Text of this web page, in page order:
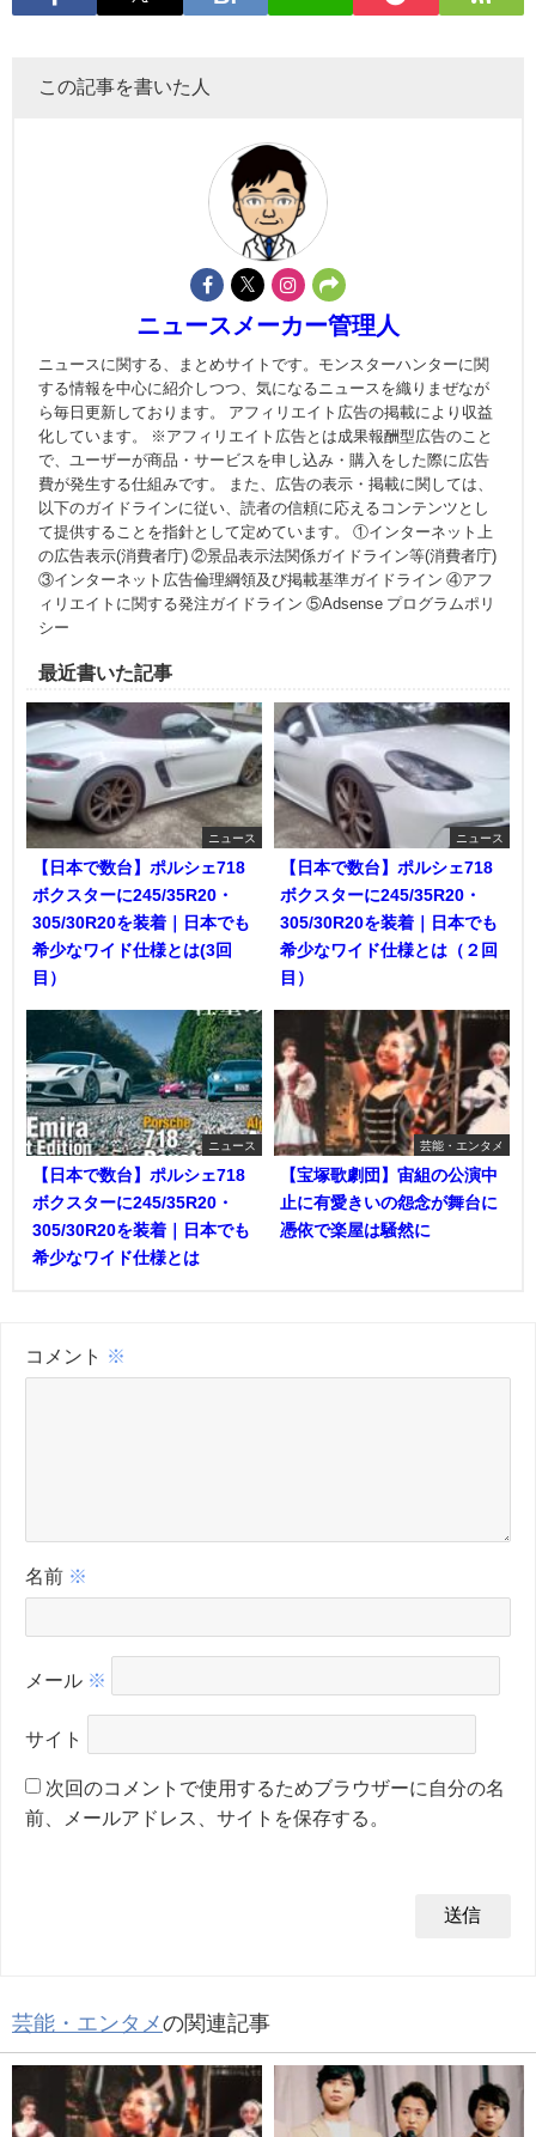
この記事を書いた人
ニュースメーカー管理人
ニュースに関する、まとめサイトです。モンスターハンターに関
する情報を中心に紹介しつつ、気になるニュースを織りまぜなが
ら毎日更新しております。 アフィリエイト広告の掲載により収益
化しています。 ※アフィリエイト広告とは成果報酬型広告のこと
で、ユーザーが商品・サービスを申し込み・購入をした際に広告
費が発生する仕組みです。 また、広告の表示・掲載に関しては、
以下のガイドラインに従い、読者の信頼に応えるコンテンツとし
て提供することを指針として定めています。 ①インターネット上
の広告表示(消費者庁) ②景品表示法関係ガイドライン等(消費者庁)
③インターネット広告倫理綱領及び掲載基準ガイドライン ④アフ
ィリエイトに関する発注ガイドライン ⑤Adsense プログラムポリ
シー
最近書いた記事
ニュース
【日本で数台】ポルシェ718
ボクスターに245/35R20・
305/30R20を装着｜日本でも
希少なワイド仕様とは(3回
目）
ニュース
【日本で数台】ポルシェ718
ボクスターに245/35R20・
305/30R20を装着｜日本でも
希少なワイド仕様とは（２回
目）
ニュース
【日本で数台】ポルシェ718
ボクスターに245/35R20・
305/30R20を装着｜日本でも
希少なワイド仕様とは
芸能・エンタメ
【宝塚歌劇団】宙組の公演中
止に有愛きいの怨念が舞台に
憑依で楽屋は騒然に
コメント ※
名前 ※
メール ※
サイト
次回のコメントで使用するためブラウザーに自分の名
前、メールアドレス、サイトを保存する。
芸能・エンタメの関連記事